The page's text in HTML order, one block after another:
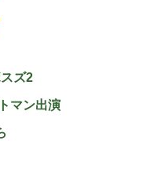
ズ2
マン出演